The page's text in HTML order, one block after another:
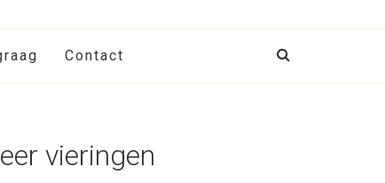
Contact
vieringen